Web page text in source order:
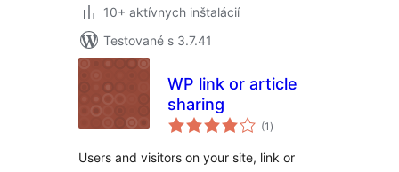
10+ aktívnych inštalácií
Testované s 3.7.41
WP link or article
sharing
(1 celkové
hodnotenie
)
Users and visitors on your site, link or